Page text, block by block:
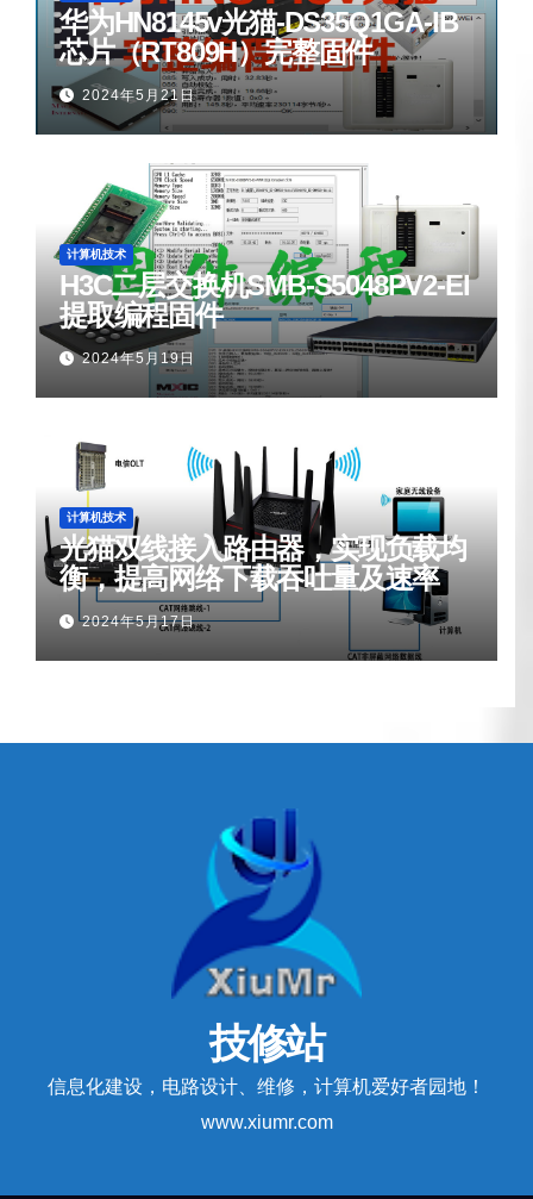
华为HN8145v光猫-DS35Q1GA-IB
芯片（RT809H）完整固件
2024年5月21日
计算机技术
H3C二层交换机SMB-S5048PV2-EI
提取编程固件
2024年5月19日
计算机技术
光猫双线接入路由器，实现负载均
衡，提高网络下载吞吐量及速率
2024年5月17日
技修站
信息化建设，电路设计、维修，计算机爱好者园地！
www.xiumr.com